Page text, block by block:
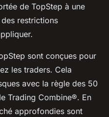
de TopStep à une
restrictions
sont conçues pour
les traders. Cela
avec la règle des 50
Trading Combine®. En
approfondies sont